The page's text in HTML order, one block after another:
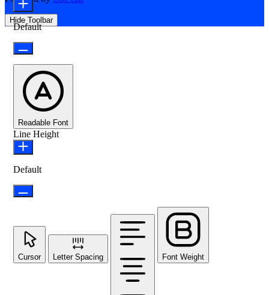
Hide Toolbar
Default
Readable Font
Line Height
Default
Cursor Letter Spacing Font Weight